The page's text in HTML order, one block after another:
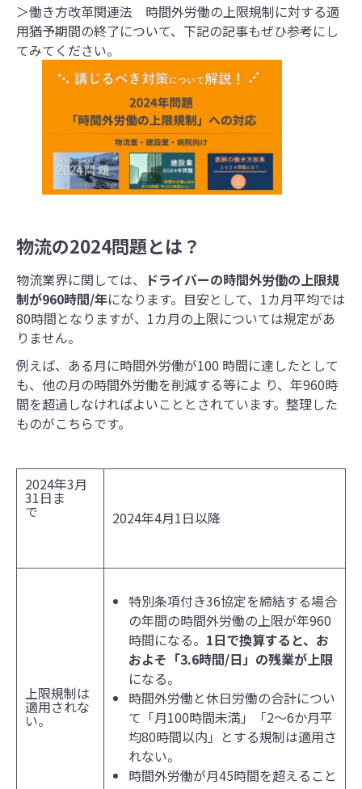
＞働き方改革関連法 時間外労働の上限規制に対する適
用猶予期間の終了について、下記の記事もぜひ参考にし
てみてください。
物流の2024問題とは？
物流業界に関しては、 ドライバーの時間外労働の上限規
制が960時間/年になります。目安として、1カ月平均では
80時間となりますが、1カ月の上限については規定があ
りません。
例えば、ある月に時間外労働が100 時間に達したとして
も、他の月の時間外労働を削減する等によ り、年960時
間を超過しなければよいこととされています。整理した
ものがこちらです。
2024年3月
31日ま
で 2024年4月1日以降
上限規制は
適用されな
い。
特別条項付き36協定を締結する場合
の年間の時間外労働の上限が年960
時間になる。 1日で換算すると、お
およそ「3.6時間/日」の残業が上限
になる。
時間外労働と休⽇労働の合計につい
て「月100時間未満」「2〜6か⽉平
均80時間以内」とする規制は適用さ
れない。
時間外労働が⽉45時間を超えること